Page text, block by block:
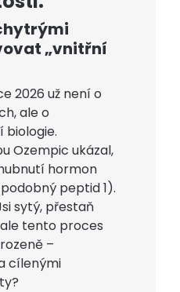
„vnitřní
2026 už není o
ale o
biologie.
Ozempic ukázal,
hormon
peptid 1).
sytý, přestaň
tento proces
–
cílenými